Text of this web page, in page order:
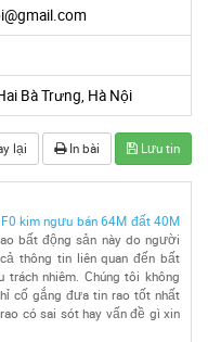
Bà Trưng, Hà Nội
lại In bài Lưu tin
F0 kim ngưu bán 64M đất 40M
bất động sản này do người
thông tin liên quan đến bất
nhiêm. Chúng tôi không
cố gắng đưa tin rao tốt nhất
có sai sót hay vấn đề gì xin